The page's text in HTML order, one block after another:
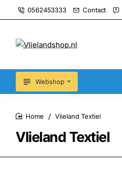
0562453333 Contact
Webshop
Vlieland Textiel
Vlieland Textiel